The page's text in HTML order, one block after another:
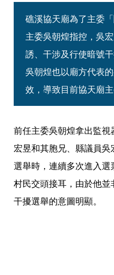
礁溪協天廟為了主委
主委吳朝煌指控，吳
誘、干涉及行使暗號
吳朝煌也以廟方代表
效，導致目前協天廟主
前任主委吳朝煌拿出監
宏昱和其胞兄、縣議員吳
選舉時，連續多次進入
村民交頭接耳，由於他
干擾選舉的意圖明顯。